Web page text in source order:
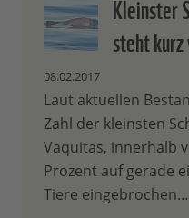
Kleinster
steht
08.02.2017
Laut aktuellen
Zahl der kleinsten
Vaquitas, innerhalb
Prozent auf gerade
Tiere